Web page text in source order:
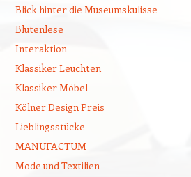
Blick hinter die Museumskulisse
Blütenlese
Interaktion
Klassiker Leuchten
Klassiker Möbel
Kölner Design Preis
Lieblingsstücke
MANUFACTUM
Mode und Textilien